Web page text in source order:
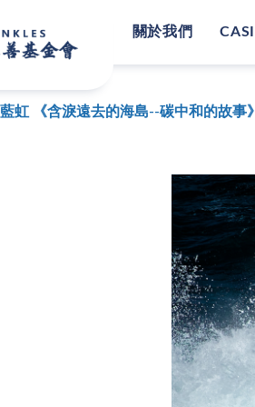
關於我們 CASI
藍虹 《含淚遠去的海島--碳中和的故事》